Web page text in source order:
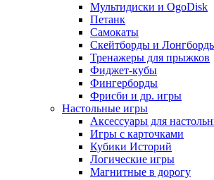
Мультидиски и OgoDisk
Петанк
Самокаты
Скейтборды и
Тренажеры для прыжков
Фиджет-кубы
Фингерборды
Фрисби и др. игры
Настольные игры
Аксессуары для
Игры с карточками
Кубики Историй
Логические игры
Магнитные в дорогу